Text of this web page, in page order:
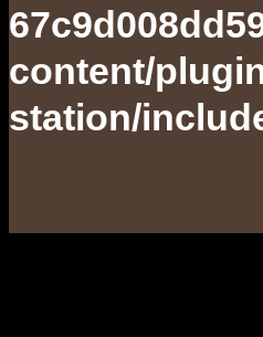
content/
station/